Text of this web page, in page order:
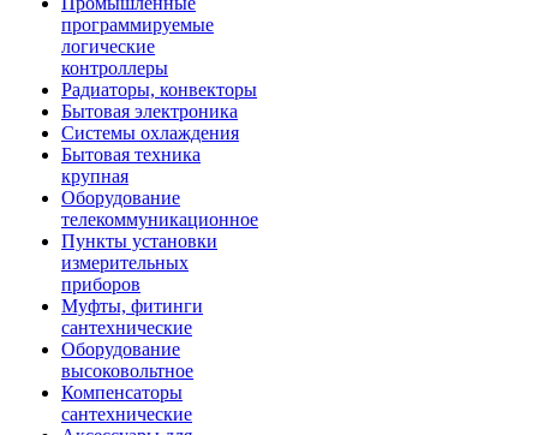
программируемые
логические
контроллеры
Радиаторы, конвекторы
Бытовая электроника
Системы охлаждения
Бытовая техника
крупная
Оборудование
телекоммуникационное
Пункты установки
измерительных
приборов
Муфты, фитинги
сантехнические
Оборудование
высоковольтное
Компенсаторы
сантехнические